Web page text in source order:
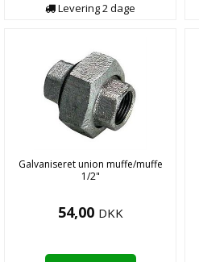
Levering2dage
Galvaniseret union muffe/muffe
1/2"
54,00 DKK